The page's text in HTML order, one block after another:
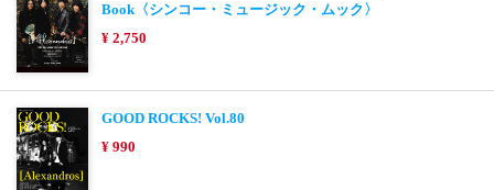
Book〈シンコー・ミュージック・ムック〉
¥ 2,750
GOOD ROCKS! Vol.80
¥ 990